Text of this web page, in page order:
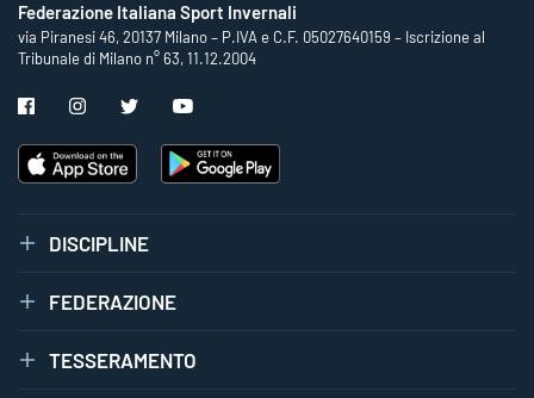
Federazione Italiana Sport Invernali
via Piranesi 46, 20137 Milano – P.IVA e C.F. 05027640159 – Iscrizione al
Tribunale di Milano n° 63, 11.12.2004
DISCIPLINE
FEDERAZIONE
TESSERAMENTO